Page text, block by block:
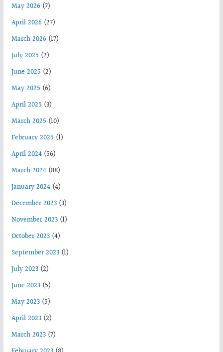
May 2026(7)
April 2026(27)
March 2026(17)
July 2025 (2)
June 2025 (2)
May 2025 (6)
April 2025 (3)
March 2025 (10)
February 2025 (1)
April 2024(56)
March 2024(88)
January 2024(4)
December 2023(3)
November 2023(1)
October 2023(4)
September 2023(1)
July 2023(2)
June 2023(5)
May 2023(5)
April 2023(2)
March 2023(7)